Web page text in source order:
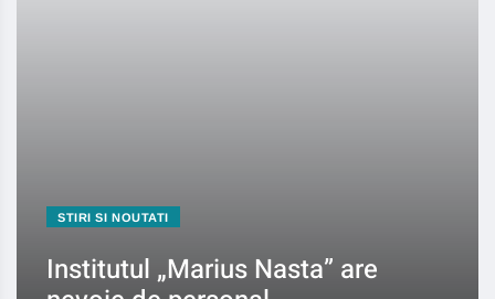
STIRI SI NOUTATI
Institutul „Marius Nasta” are